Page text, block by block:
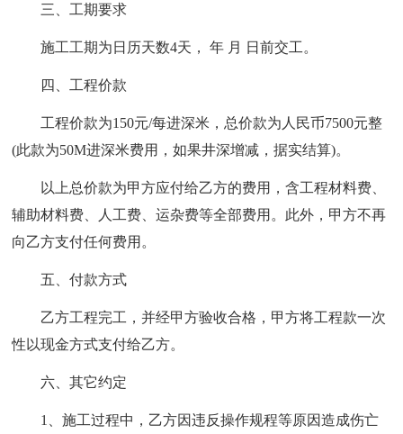
三、工期要求
施工工期为日历天数4天， 年 月 日前交工。
四、工程价款
工程价款为150元/每进深米，总价款为人民币7500元整
(此款为50M进深米费用，如果井深增减，据实结算)。
以上总价款为甲方应付给乙方的费用，含工程材料费、
辅助材料费、人工费、运杂费等全部费用。此外，甲方不再
向乙方支付任何费用。
五、付款方式
乙方工程完工，并经甲方验收合格，甲方将工程款一次
性以现金方式支付给乙方。
六、其它约定
1、施工过程中，乙方因违反操作规程等原因造成伤亡